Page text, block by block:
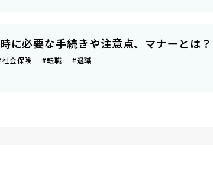
に必要な手続きや注意点、マナーとは？
会保険 #転職 #退職